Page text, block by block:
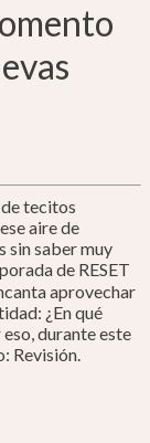
tecitos
aire de
sin saber muy
de RESET
aprovechar
¿En qué
durante este
Revisión.